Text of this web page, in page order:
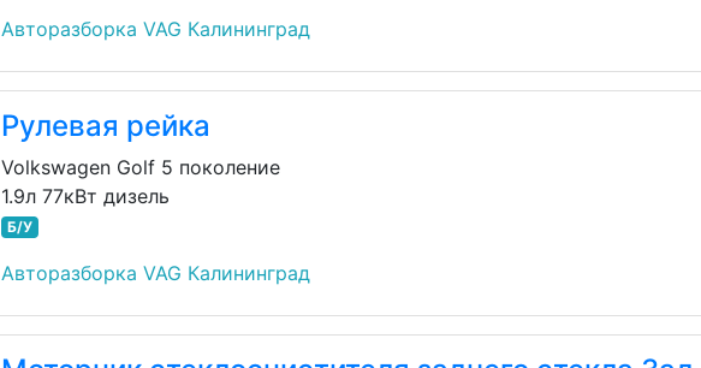
Авторазборка VAG Калининград
Рулевая рейка
Volkswagen Golf 5 поколение
1.9л 77кВт дизель
Б/У
Авторазборка VAG Калининград